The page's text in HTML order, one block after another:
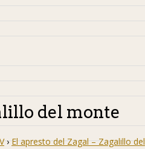
del monte
› El apresto del Zagal – Zagalillo del